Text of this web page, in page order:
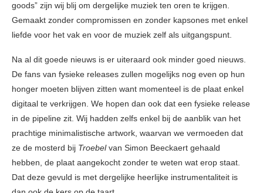
goods” zijn wij blij om dergelijke muziek ten oren te krijgen.
Gemaakt zonder compromissen en zonder kapsones met enkel
liefde voor het vak en voor de muziek zelf als uitgangspunt.
Na al dit goede nieuws is er uiteraard ook minder goed nieuws.
De fans van fysieke releases zullen mogelijks nog even op hun
honger moeten blijven zitten want momenteel is de plaat enkel
digitaal te verkrijgen. We hopen dan ook dat een fysieke release
in de pipeline zit. Wij hadden zelfs enkel bij de aanblik van het
prachtige minimalistische artwork, waarvan we vermoeden dat
ze de mosterd bij Troebelvan Simon Beeckaert gehaald
hebben, de plaat aangekocht zonder te weten wat erop staat.
Dat deze gevuld is met dergelijke heerlijke instrumentaliteit is